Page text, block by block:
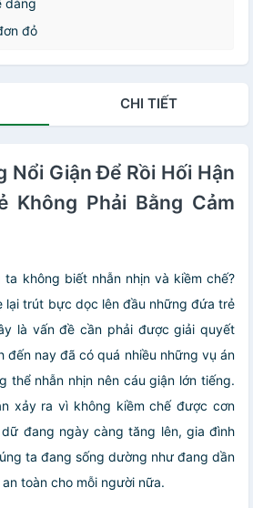
dàng
đỏ
CHI TIẾT
Nổi Giận Để Rồi Hối Hận
Không Phải Bằng Cảm
ta không biết nhẫn nhịn và kiềm chế?
lại trút bực dọc lên đầu những đứa trẻ
là vấn đề cần phải được giải quyết
đến nay đã có quá nhiều những vụ án
thể nhẫn nhịn nên cáu giận lớn tiếng.
xảy ra vì không kiềm chế được cơn
đang ngày càng tăng lên, gia đình
ta đang sống dường như đang dần
toàn cho mỗi người nữa.